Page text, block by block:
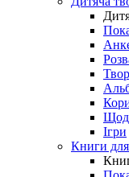
Ігри
Книги